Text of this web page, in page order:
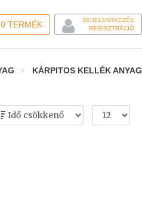
0 TERMÉK
BEJELENTKEZÉS
REGISZTRÁCIÓ
KÁRPITOS KELLÉK ANYAG